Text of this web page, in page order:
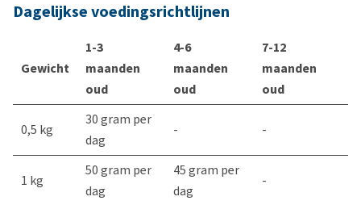
Dagelijkse voedingsrichtlijnen
Gewicht
1-3
maanden
oud
4-6
maanden
oud
7-12
maanden
oud
0,5 kg
30 gram per
dag
- -
1 kg
50 gram per
dag
45 gram per
dag
-